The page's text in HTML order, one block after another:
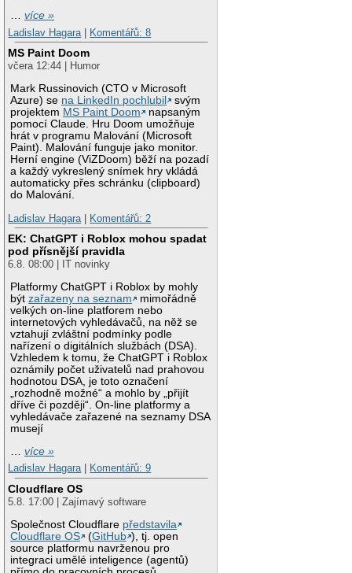
…více »
Ladislav Hagara
Komentářů: 8
MS Paint Doom
včera 12:44 | Humor
Mark Russinovich (CTO v Microsoft
Azure) se na LinkedIn pochlubil
svým
projektem MS Paint Doom
napsaným
pomocí Claude. Hru Doom umožňuje
hrát v programu Malování (Microsoft
Paint). Malování funguje jako monitor.
Herní engine (ViZDoom) běží na pozadí
a každý vykreslený snímek hry vkládá
automaticky přes schránku (clipboard)
do Malování.
Ladislav Hagara
Komentářů: 2
EK: ChatGPT i Roblox mohou spadat
pod přísnější pravidla
6.8. 08:00 | IT novinky
Platformy ChatGPT i Roblox by mohly
býtzařazeny na seznam
mimořádně
velkých on-line platforem nebo
internetových vyhledávačů, na něž se
vztahují zvláštní podmínky podle
nařízení o digitálních službách (DSA).
Vzhledem k tomu, že ChatGPT i Roblox
oznámily počet uživatelů nad prahovou
hodnotou DSA, je toto označení
„rozhodně možné“ a mohlo by „přijít
dříve či později“. On-line platformy a
vyhledávače zařazené na seznamy DSA
musejí
…více »
Ladislav Hagara| Komentářů: 9
Cloudflare OS
5.8. 17:00 | Zajímavý software
Společnost Cloudflare představila
Cloudflare OS
(GitHub ), tj. open
source platformu navrženou pro
integraci umělé inteligence (agentů)